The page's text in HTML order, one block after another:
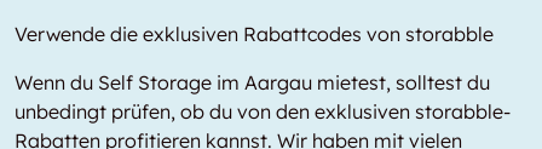
Verwende die exklusiven Rabattcodes von storabble
Wenn du Self Storage im Aargau mietest, solltest du
unbedingt prüfen, ob du von den exklusiven storabble-
Rabatten profitieren kannst. Wir haben mit vielen